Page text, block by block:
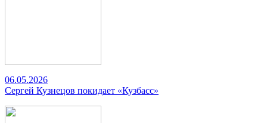
06.05.2026
Сергей Кузнецов покидает «Кузбасс»